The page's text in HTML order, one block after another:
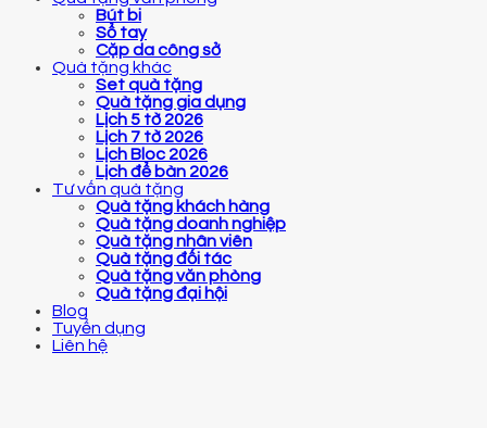
Bút bi
Sổ tay
Cặp da công sở
Quà tặng khác
Set quà tặng
Quà tặng gia dụng
Lịch 5 tờ 2026
Lịch 7 tờ 2026
Lịch Bloc 2026
Lịch để bàn 2026
Tư vấn quà tặng
Quà tặng khách hàng
Quà tặng doanh nghiệp
Quà tặng nhân viên
Quà tặng đối tác
Quà tặng văn phòng
Quà tặng đại hội
Blog
Tuyển dụng
Liên hệ